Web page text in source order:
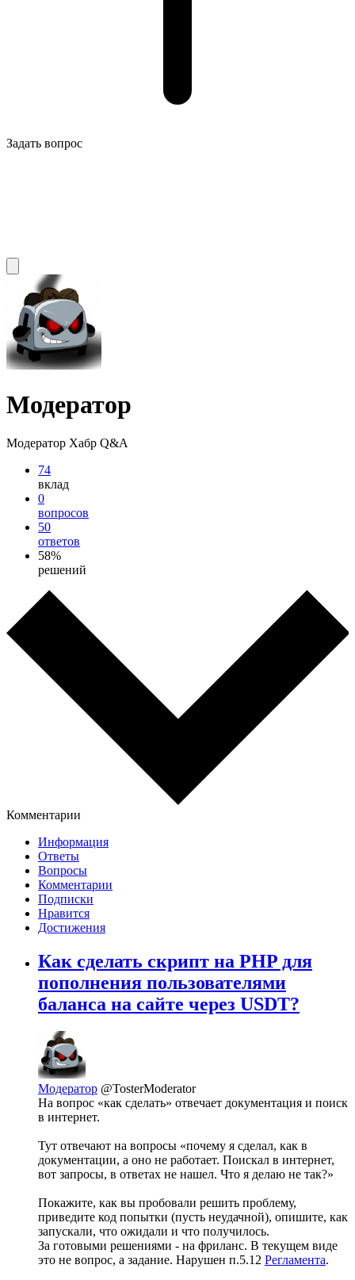
Задать вопрос
Модератор
Модератор Хабр Q&A
74
вклад
0
вопросов
50
ответов
58%
решений
Комментарии
Информация
Ответы
Вопросы
Комментарии
Подписки
Нравится
Достижения
Как сделать скрипт на PHP для
пополнения пользователями
баланса на сайте через USDT?
Модератор @TosterModerator
На вопрос «как сделать» отвечает документация и поиск
в интернет.
Тут отвечают на вопросы «почему я сделал, как в
документации, а оно не работает. Поискал в интернет,
вот запросы, в ответах не нашел. Что я делаю не так?»
Покажите, как вы пробовали решить проблему,
приведите код попытки (пусть неудачной), опишите, как
запускали, что ожидали и что получилось.
За готовыми решениями - на фриланс. В текущем виде
это не вопрос, а задание. Нарушен п.5.12 Регламента.